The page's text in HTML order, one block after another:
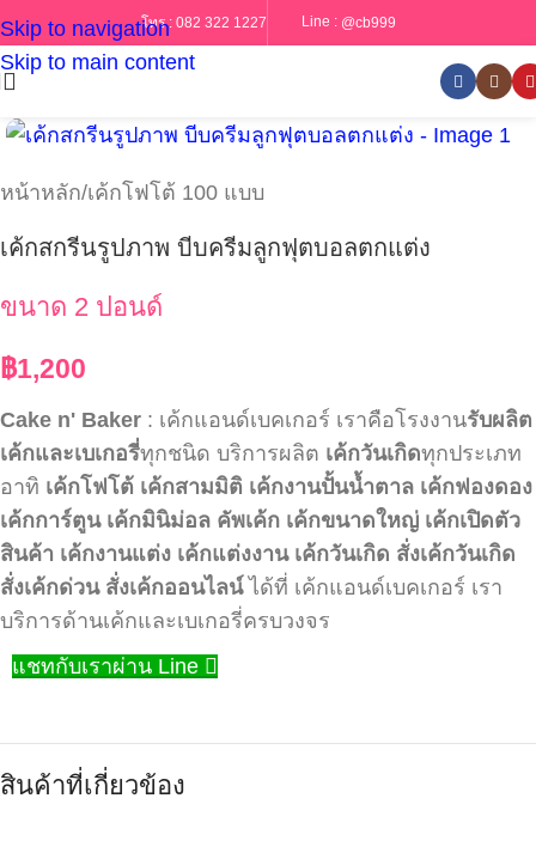
Skip to navigation
Skip to main content
โทร : 082 322 1227 Line : @cb999
หน้าหลัก/เค้กโฟโต้ 100 แบบ
เค้กสกรีนรูปภาพ บีบครีมลูกฟุตบอลตกแต่ง
ขนาด 2 ปอนด์
฿1,200
Cake n' Baker : เค้กแอนด์เบคเกอร์ เราคือโรงงานรับผลิต
เค้กและเบเกอรี่ทุกชนิด บริการผลิต เค้กวันเกิดทุกประเภท
อาทิ เค้กโฟโต้ เค้กสามมิติ เค้กงานปั้นน้ำตาล เค้กฟองดอง
เค้กการ์ตูน เค้กมินิม่อล คัพเค้ก เค้กขนาดใหญ่ เค้กเปิดตัว
สินค้า เค้กงานแต่ง เค้กแต่งงาน เค้กวันเกิด สั่งเค้กวันเกิด
สั่งเค้กด่วน สั่งเค้กออนไลน์ได้ที่ เค้กแอนด์เบคเกอร์ เรา
บริการด้านเค้กและเบเกอรี่ครบวงจร
แชทกับเราผ่าน Line
สินค้าที่เกี่ยวข้อง